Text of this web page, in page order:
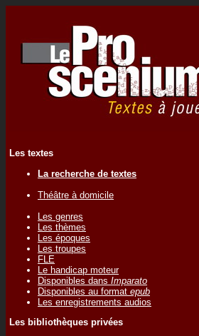
Les textes
La recherche de textes
Théâtre à domicile
Les genres
Les thèmes
Les époques
Les troupes
FLE
Le handicap moteur
Disponibles dans Imparato
Disponibles au format epub
Les enregistrements audios
Les bibliothèques privées